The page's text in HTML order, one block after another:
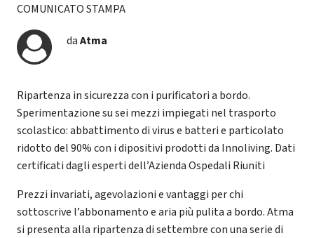
COMUNICATO STAMPA
daAtma
Ripartenza in sicurezza con i purificatori a bordo.
Sperimentazione su sei mezzi impiegati nel trasporto
scolastico: abbattimento di virus e batteri e particolato
ridotto del 90% con i dipositivi prodotti da Innoliving. Dati
certificati dagli esperti dell’Azienda Ospedali Riuniti
Prezzi invariati, agevolazioni e vantaggi per chi
sottoscrive l’abbonamento e aria più pulita a bordo. Atma
si presenta alla ripartenza di settembre con una serie di